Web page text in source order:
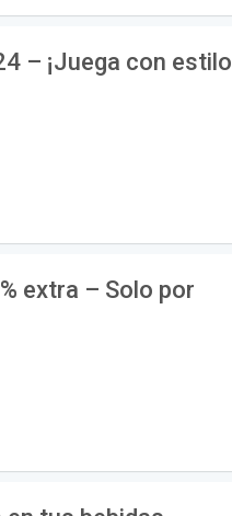
– ¡Juega con estilo
extra – Solo por